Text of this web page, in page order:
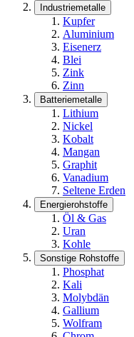
Industriemetalle
Kupfer
Aluminium
Eisenerz
Blei
Zink
Zinn
Batteriemetalle
Lithium
Nickel
Kobalt
Mangan
Graphit
Vanadium
Seltene Erden
Energierohstoffe
Öl & Gas
Uran
Kohle
Sonstige Rohstoffe
Phosphat
Kali
Molybdän
Gallium
Wolfram